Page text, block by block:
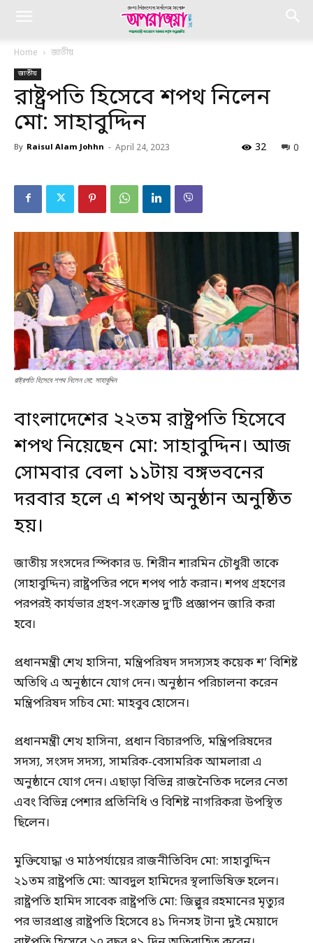
Home জাতীয়
জাতীয়
রাষ্ট্রপতি হিসেবে শপথ নিলেন
মো: সাহাবুদ্দিন
By Raisul Alam Johhn - April 24, 2023 0
32
রাষ্ট্রপতি হিসেবে শপথ নিলেন মো: সাহাবুদ্দিন
বাংলাদেশের ২২তম রাষ্ট্রপতি হিসেবে
শপথ নিয়েছেন মো: সাহাবুদ্দিন। আজ
সোমবার বেলা ১১টায় বঙ্গভবনের
দরবার হলে এ শপথ অনুষ্ঠান অনুষ্ঠিত
হয়।
জাতীয় সংসদের স্পিকার ড. শিরীন শারমিন চৌধুরী তাকে
(সাহাবুদ্দিন) রাষ্ট্রপতির পদে শপথ পাঠ করান। শপথ গ্রহণের
পরপরই কার্যভার গ্রহণ-সংক্রান্ত দু’টি প্রজ্ঞাপন জারি করা
হবে।
প্রধানমন্ত্রী শেখ হাসিনা, মন্ত্রিপরিষদ সদস্যসহ কয়েক শ’ বিশিষ্ট
অতিথি এ অনুষ্ঠানে যোগ দেন। অনুষ্ঠান পরিচালনা করেন
মন্ত্রিপরিষদ সচিব মো: মাহবুব হোসেন।
প্রধানমন্ত্রী শেখ হাসিনা, প্রধান বিচারপতি, মন্ত্রিপরিষদের
সদস্য, সংসদ সদস্য, সামরিক-বেসামরিক আমলারা এ
অনুষ্ঠানে যোগ দেন। এছাড়া বিভিন্ন রাজনৈতিক দলের নেতা
এবং বিভিন্ন পেশার প্রতিনিধি ও বিশিষ্ট নাগরিকরা উপস্থিত
ছিলেন।
মুক্তিযোদ্ধা ও মাঠপর্যায়ের রাজনীতিবিদ মো: সাহাবুদ্দিন
২১তম রাষ্ট্রপতি মো: আবদুল হামিদের স্থলাভিষিক্ত হলেন।
রাষ্ট্রপতি হামিদ সাবেক রাষ্ট্রপতি মো: জিল্লুর রহমানের মৃত্যুর
পর ভারপ্রাপ্ত রাষ্ট্রপতি হিসেবে ৪১ দিনসহ টানা দুই মেয়াদে